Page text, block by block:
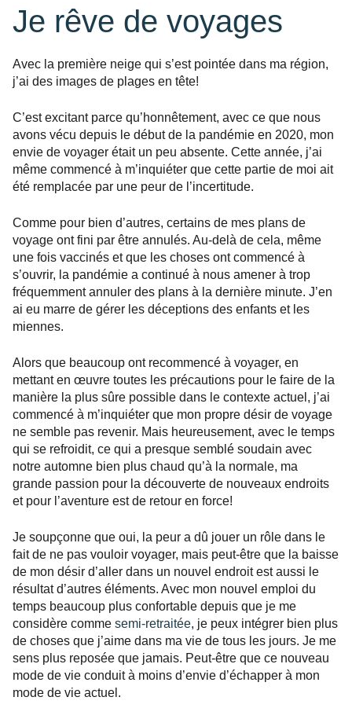
Je rêve de voyages
Avec la première neige qui s’est pointée dans ma région,
j’ai des images de plages en tête!
C’est excitant parce qu’honnêtement, avec ce que nous
avons vécu depuis le début de la pandémie en 2020, mon
envie de voyager était un peu absente. Cette année, j’ai
même commencé à m’inquiéter que cette partie de moi ait
été remplacée par une peur de l’incertitude.
Comme pour bien d’autres, certains de mes plans de
voyage ont fini par être annulés. Au-delà de cela, même
une fois vaccinés et que les choses ont commencé à
s’ouvrir, la pandémie a continué à nous amener à trop
fréquemment annuler des plans à la dernière minute. J’en
ai eu marre de gérer les déceptions des enfants et les
miennes.
Alors que beaucoup ont recommencé à voyager, en
mettant en œuvre toutes les précautions pour le faire de la
manière la plus sûre possible dans le contexte actuel, j’ai
commencé à m’inquiéter que mon propre désir de voyage
ne semble pas revenir. Mais heureusement, avec le temps
qui se refroidit, ce qui a presque semblé soudain avec
notre automne bien plus chaud qu’à la normale, ma
grande passion pour la découverte de nouveaux endroits
et pour l’aventure est de retour en force!
Je soupçonne que oui, la peur a dû jouer un rôle dans le
fait de ne pas vouloir voyager, mais peut-être que la baisse
de mon désir d’aller dans un nouvel endroit est aussi le
résultat d’autres éléments. Avec mon nouvel emploi du
temps beaucoup plus confortable depuis que je me
considère comme semi-retraitée, je peux intégrer bien plus
de choses que j’aime dans ma vie de tous les jours. Je me
sens plus reposée que jamais. Peut-être que ce nouveau
mode de vie conduit à moins d’envie d’échapper à mon
mode de vie actuel.